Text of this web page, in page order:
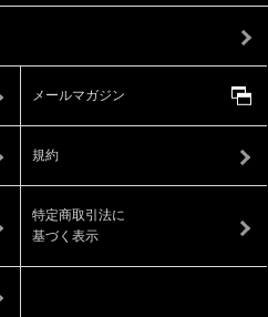
メールマガジン
規約
特定商取引法に
基づく表示